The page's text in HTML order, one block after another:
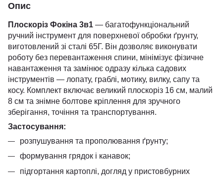
Опис
Плоскоріз Фокіна 3в1 — багатофункціональний
ручний інструмент для поверхневої обробки ґрунту,
виготовлений зі сталі 65Г. Він дозволяє виконувати
роботу без перевантаження спини, мінімізує фізичне
навантаження та замінює одразу кілька садових
інструментів — лопату, граблі, мотику, вилку, сапу та
косу. Комплект включає великий плоскоріз 16 см, малий
8 см та знімне болтове кріплення для зручного
зберігання, точіння та транспортування.
Застосування:
розпушування та прополювання ґрунту;
формування грядок і канавок;
підгортання картоплі, догляд у пристовбурних